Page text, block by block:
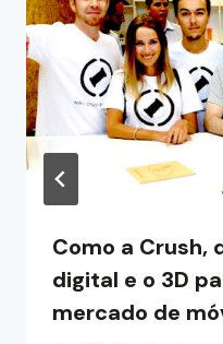
Como a Crush,
digital e o 3D
mercado de